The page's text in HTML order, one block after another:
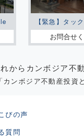
【緊急】タッ
お問合せ
からカンボジア不
「カンボジア不動産投資
びの声
質問